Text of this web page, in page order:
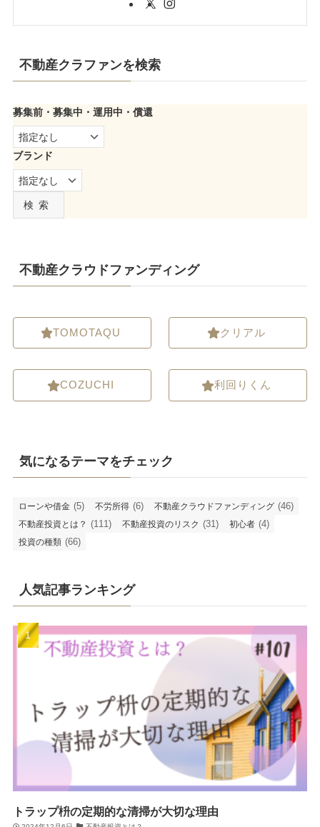
不動産クラファンを検索
募集前・募集中・運用中・償還
ブランド
検索
不動産クラウドファンディング
TOMOTAQU
COZUCHI
クリアル
利回りくん
気になるテーマをチェック
ローンや借金 (5) 不労所得 (6) 不動産クラウドファンディング (46)
不動産投資とは？ (111) 不動産投資のリスク (31) 初心者 (4)
投資の種類 (66)
人気記事ランキング
トラップ枡の定期的な清掃が大切な理由